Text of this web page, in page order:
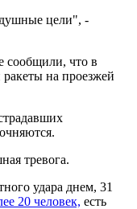
цели", -
сообщили, что в
на проезжей
тревога.
удара днем, 31
20 человек, есть